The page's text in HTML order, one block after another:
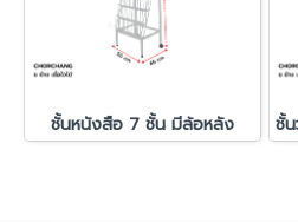
ชั้นหนังสือ 7 ชั้น มีล้อหลัง